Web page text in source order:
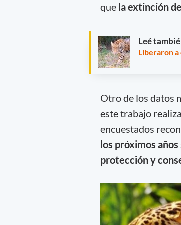
que la extinción
Leé
Liberaron
Otro de los datos
este trabajo
encuestados
los próximos años
protección y